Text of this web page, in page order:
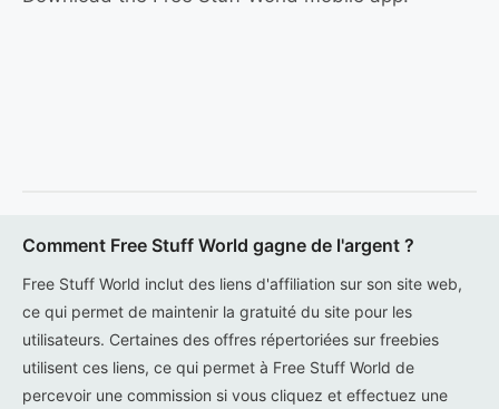
Comment Free Stuff World gagne de l'argent ?
Free Stuff World inclut des liens d'affiliation sur son site web,
ce qui permet de maintenir la gratuité du site pour les
utilisateurs. Certaines des offres répertoriées sur freebies
utilisent ces liens, ce qui permet à Free Stuff World de
percevoir une commission si vous cliquez et effectuez une